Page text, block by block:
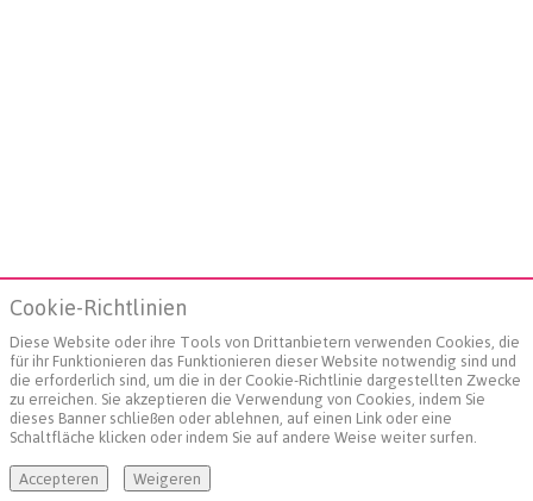
Cookie-Richtlinien
Diese Website oder ihre Tools von Drittanbietern verwenden Cookies, die
für ihr Funktionieren das Funktionieren dieser Website notwendig sind und
die erforderlich sind, um die in der Cookie-Richtlinie dargestellten Zwecke
zu erreichen. Sie akzeptieren die Verwendung von Cookies, indem Sie
dieses Banner schließen oder ablehnen, auf einen Link oder eine
Schaltfläche klicken oder indem Sie auf andere Weise weiter surfen.
Accepteren Weigeren